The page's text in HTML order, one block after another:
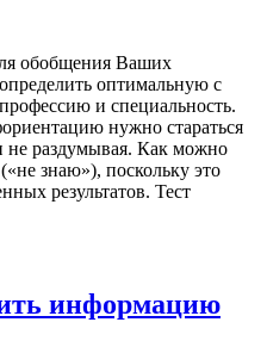
обобщения Ваших
оптимальную с
и специальность.
нужно стараться
не раздумывая. Как можно
знаю»), поскольку это
результатов. Тест
информацию